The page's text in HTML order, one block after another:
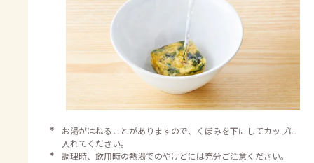
＊
お湯がはねることがありますので、くぼみを下にしてカップに
入れてください。
＊
調理時、飲用時の熱湯でのやけどには充分ご注意ください。